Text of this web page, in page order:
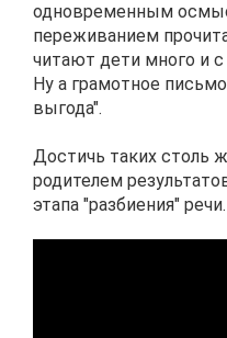
одновременным
переживанием
читают дети много и
Ну а грамотное
выгода".
Достичь таких
родителем
этапа "разбиения" речи.